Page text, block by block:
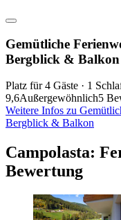
Gemütliche
Bergblick & Balkon
Platz für 4 Gäste · 1
9,6Außergewöhnlich5
Weitere Infos zu
Bergblick & Balkon
Campolasta:
Bewertung